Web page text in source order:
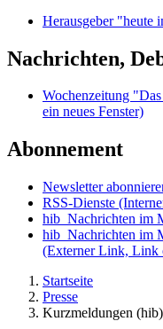
Herausgeber "heute
Nachrichten,
Wochenzeitung
ein neues Fenster)
Abonnement
Newsletter
RSS-Dienste
hib_Nachrichten im
hib_Nachrichten im
(Externer Link, Link
Startseite
Presse
Kurzmeldungen (hib)